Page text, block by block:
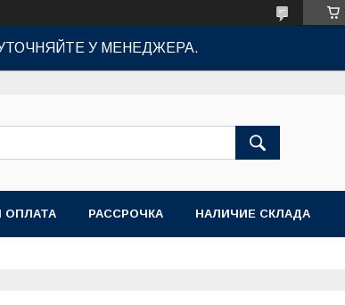
У МЕНЕДЖЕРА.
ОПЛАТА РАССРОЧКА НАЛИЧИЕ СКЛАДА